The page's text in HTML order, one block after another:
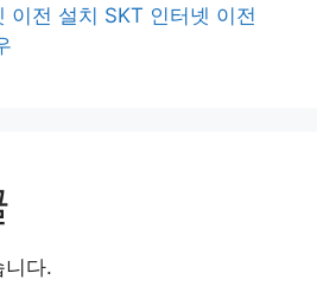
이전 설치 SKT 인터넷 이전
니다.